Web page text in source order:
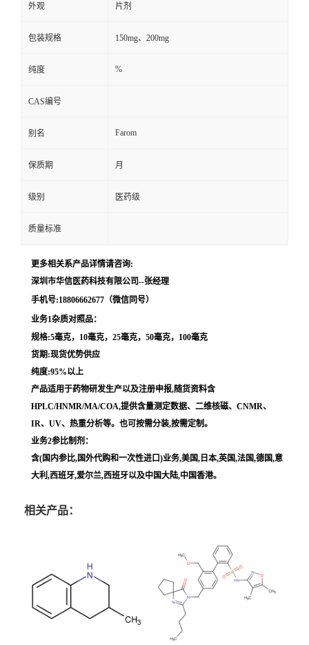
外观 片剂
包装规格 150mg、200mg
纯度 %
CAS编号
别名 Farom
保质期 月
级别 医药级
质量标准
更多相关系产品详情请咨询:
深圳市华信医药科技有限公司--张经理
手机号:18806662677（微信同号）
业务1杂质对照品：
规格:5毫克，10毫克，25毫克，50毫克，100毫克
货期:现货优势供应
纯度:95%以上
产品适用于药物研发生产以及注册申报,随货资料含
HPLC/HNMR/MA/COA,提供含量测定数据、二维核磁、CNMR、
IR、UV、热重分析等。也可按需分装,按需定制。
业务2参比制剂：
含(国内参比,国外代购和一次性进口)业务,美国,日本,英国,法国,德国,意
大利,西班牙,爱尔兰,西班牙以及中国大陆,中国香港。
相关产品：